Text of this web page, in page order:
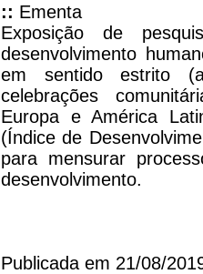
:: Ementa
Exposição de
desenvolvimento
em sentido estrito
celebrações
Europa e América
(Índice de
para mensurar
desenvolvimento.
Publicada em 21/08/